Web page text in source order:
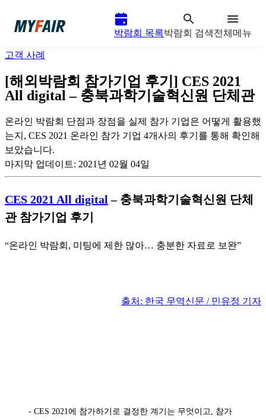
박람회 목록박람회 검색전체메뉴
고객 사례
[해외박람회 참가기업 후기] CES 2021
All digital – 충북과학기술혁신원 단체관
온라인 박람회 단점과 장점을 실제 참가 기업은 어떻게 활용했
는지, CES 2021 온라인 참가 기업 4개사의 후기를 통해 확인해
보았습니다.
마지막 업데이트: 2021년 02월 04일
CES 2021 All digital – 충북과학기술혁신원 단체
관 참가기업 후기
“온라인 박람회, 미팅에 제한 많아… 충분한 자료로 보완”
출처: 한국 무역신문 / 민유정 기자
- CES 2021에 참가하기로 결정한 계기는 무엇이고, 참가